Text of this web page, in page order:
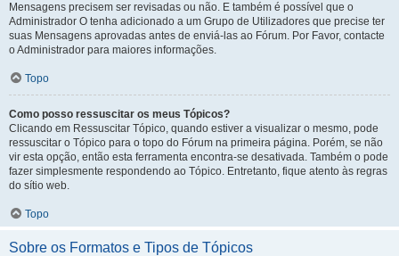
Mensagens precisem ser revisadas ou não. E também é possível que o
Administrador O tenha adicionado a um Grupo de Utilizadores que precise ter
suas Mensagens aprovadas antes de enviá-las ao Fórum. Por Favor, contacte
o Administrador para maiores informações.
Topo
Como posso ressuscitar os meus Tópicos?
Clicando em Ressuscitar Tópico, quando estiver a visualizar o mesmo, pode
ressuscitar o Tópico para o topo do Fórum na primeira página. Porém, se não
vir esta opção, então esta ferramenta encontra-se desativada. Também o pode
fazer simplesmente respondendo ao Tópico. Entretanto, fique atento às regras
do sítio web.
Topo
Sobre os Formatos e Tipos de Tópicos